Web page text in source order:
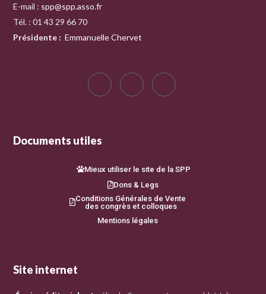
E-mail : spp@spp.asso.fr
Tél. : 01 43 29 66 70
Présidente : Emmanuelle Chervet
Documents utiles
Mieux utiliser le site de la SPP
Dons & Legs
Conditions Générales de Vente
des congrès et colloques
Mentions légales
Site internet